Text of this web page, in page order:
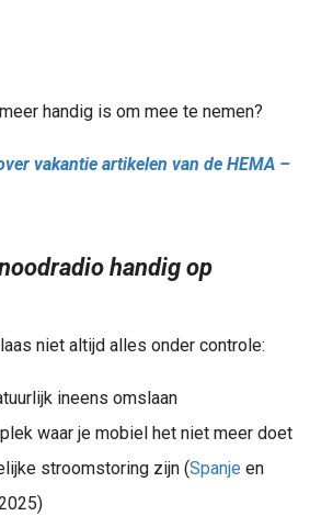
handig is om mee te nemen?
vakantie artikelen van de HEMA –
handig op
niet altijd alles onder controle:
ineens omslaan
waar je mobiel het niet meer doet
stroomstoring zijn (Spanje en